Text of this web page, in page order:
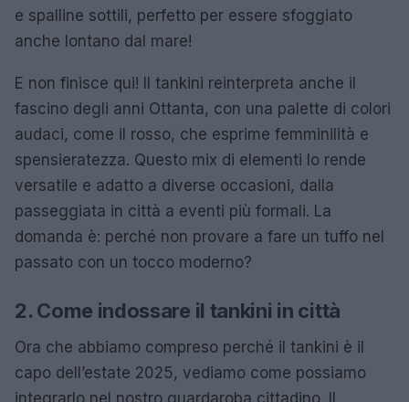
e spalline sottili, perfetto per essere sfoggiato
anche lontano dal mare!
E non finisce qui! Il tankini reinterpreta anche il
fascino degli anni Ottanta, con una palette di colori
audaci, come il rosso, che esprime femminilità e
spensieratezza. Questo mix di elementi lo rende
versatile e adatto a diverse occasioni, dalla
passeggiata in città a eventi più formali. La
domanda è: perché non provare a fare un tuffo nel
passato con un tocco moderno?
2. Come indossare il tankini in città
Ora che abbiamo compreso perché il tankini è il
capo dell’estate 2025, vediamo come possiamo
integrarlo nel nostro guardaroba cittadino. Il